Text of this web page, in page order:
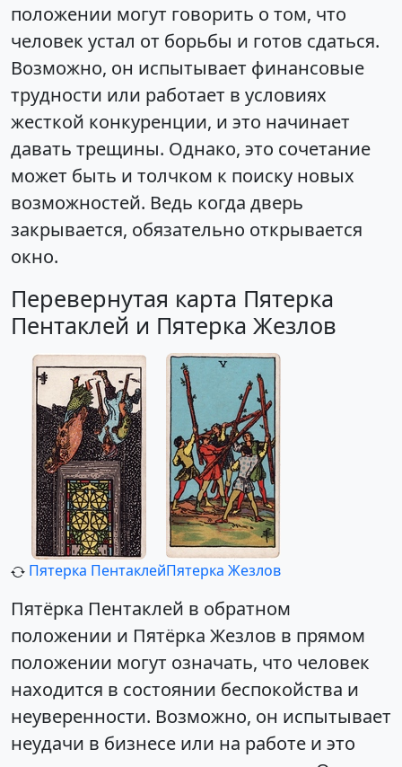
положении могут говорить о том, что
человек устал от борьбы и готов сдаться.
Возможно, он испытывает финансовые
трудности или работает в условиях
жесткой конкуренции, и это начинает
давать трещины. Однако, это сочетание
может быть и толчком к поиску новых
возможностей. Ведь когда дверь
закрывается, обязательно открывается
окно.
Перевернутая карта Пятерка
Пентаклей и Пятерка Жезлов
Пятерка ПентаклейПятерка Жезлов
Пятёрка Пентаклей в обратном
положении и Пятёрка Жезлов в прямом
положении могут означать, что человек
находится в состоянии беспокойства и
неуверенности. Возможно, он испытывает
неудачи в бизнесе или на работе и это